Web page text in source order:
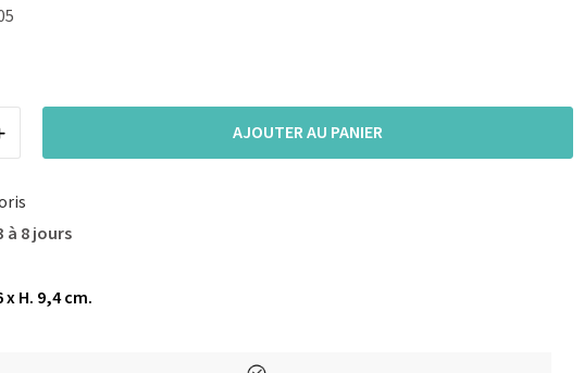
AJOUTER AU PANIER
à 8 jours
x H. 9,4 cm.